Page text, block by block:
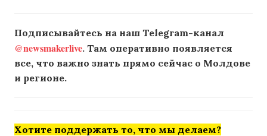
Подписывайтесь на наш Telegram-канал
@newsmakerlive. Там оперативно появляется
все, что важно знать прямо сейчас о Молдове
и регионе.
Хотите поддержать то, что мы делаем?